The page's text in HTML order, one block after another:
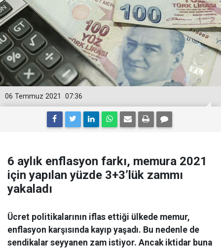
07:36
06 Temmuz 2021
6 aylık enflasyon farkı, memura 2021
için yapılan yüzde 3+3’lük zammı
yakaladı
Ücret politikalarının iflas ettiği ülkede memur,
enflasyon karşısında kayıp yaşadı. Bu nedenle de
sendikalar seyyanen zam istiyor. Ancak iktidar buna